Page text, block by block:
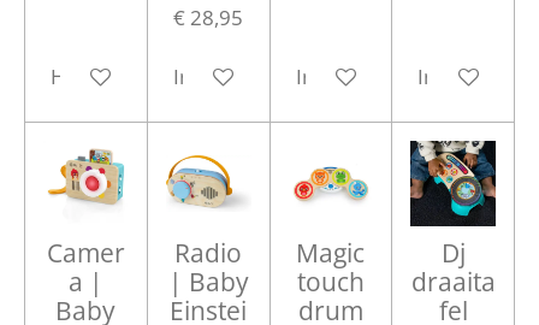
Houd mij op de hoogte
€ 28,95
In winkelwagenIn winkelwagenIn
Camer
a |
Baby
Radio
| Baby
Einstei
Magic
touch
drum
Dj
draaita
fel